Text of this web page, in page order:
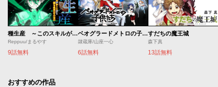
種生産 ～このスキルがチートだとまだ誰も気付いていない～
Reppuu/まるやす
9話無料
ベオグラードメトロの子供たち
隷蔵庫/山座一心
6話無料
すだちの魔王城
森下真
13話無料
おすすめの作品